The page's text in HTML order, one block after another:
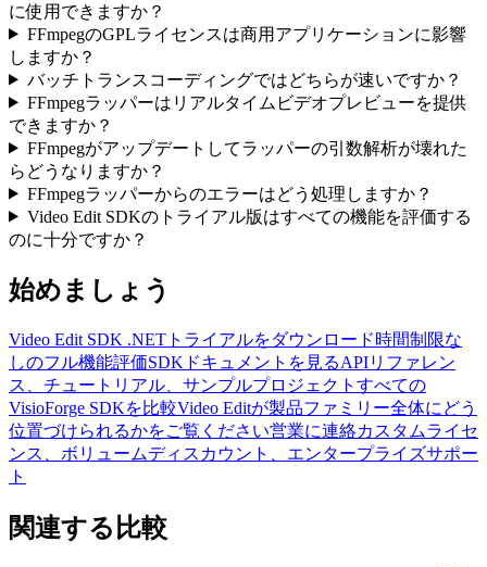
に使用できますか？
FFmpegのGPLライセンスは商用アプリケーションに影響
しますか？
バッチトランスコーディングではどちらが速いですか？
FFmpegラッパーはリアルタイムビデオプレビューを提供
できますか？
FFmpegがアップデートしてラッパーの引数解析が壊れた
らどうなりますか？
FFmpegラッパーからのエラーはどう処理しますか？
Video Edit SDKのトライアル版はすべての機能を評価する
のに十分ですか？
始めましょう
Video Edit SDK .NETトライアルをダウンロード時間制限な
しのフル機能評価SDKドキュメントを見るAPIリファレン
ス、チュートリアル、サンプルプロジェクト すべての
VisioForge SDKを比較Video Editが製品ファミリー全体にどう
位置づけられるかをご覧ください営業に連絡カスタムライセ
ンス、ボリュームディスカウント、エンタープライズサポー
ト
関連する比較